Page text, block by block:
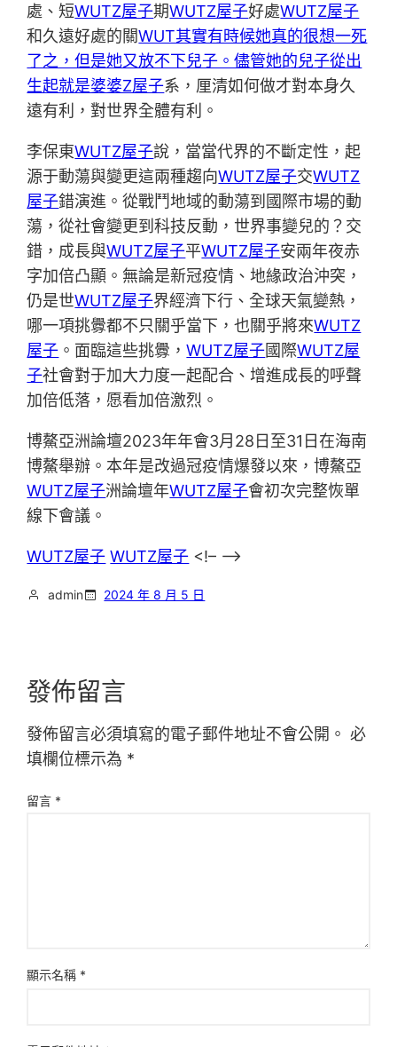
處、短WUTZ屋子期WUTZ屋子好處WUTZ屋子
和久遠好處的關WUT其實有時候她真的很想一死
了之，但是她又放不下兒子。儘管她的兒子從出
生起就是婆婆Z屋子系，厘清如何做才對本身久
遠有利，對世界全體有利。
李保東WUTZ屋子說，當當代界的不斷定性，起
源于動蕩與變更這兩種趨向WUTZ屋子交WUTZ
屋子錯演進。從戰鬥地域的動蕩到國際市場的動
蕩，從社會變更到科技反動，世界事變兒的？交
錯，成長與WUTZ屋子平WUTZ屋子安兩年夜赤
字加倍凸顯。無論是新冠疫情、地緣政治沖突，
仍是世WUTZ屋子界經濟下行、全球天氣變熱，
哪一項挑釁都不只關乎當下，也關乎將來WUTZ
屋子 。面臨這些挑釁，WUTZ屋子國際WUTZ屋
子社會對于加大力度一起配合、增進成長的呼聲
加倍低落，愿看加倍激烈。
博鰲亞洲論壇2023年年會3月28日至31日在海南
博鰲舉辦。本年是改過冠疫情爆發以來，博鰲亞
WUTZ屋子洲論壇年WUTZ屋子會初次完整恢單
線下會議。
WUTZ屋子 WUTZ屋子 <!– –>
admin 2024 年 8 月 5 日
發佈留言
發佈留言必須填寫的電子郵件地址不會公開。 必
填欄位標示為 *
留言 *
顯示名稱 *